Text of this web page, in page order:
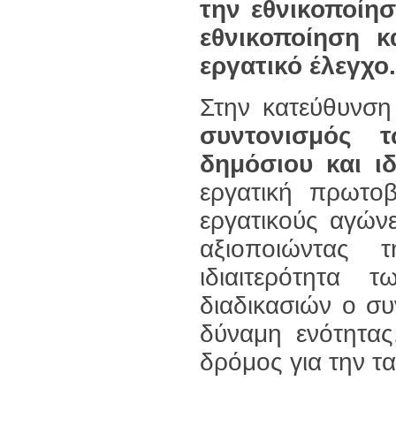
την
εθνικοποίηση
εργατικό έλεγχο.
Στην
συντονισμός
δημόσιου και
εργατική
εργατικούς
αξιοποιώντας
διαδικασιών ο
δύναμη
δρόμος για την